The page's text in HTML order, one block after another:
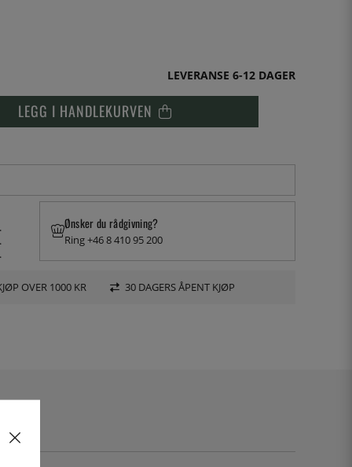
LEVERANSE 6-12 DAGER
LEGG I HANDLEKURVEN
Ønsker du rådgivning?
Ring +46 8 410 95 200
OVER 1000 KR 30 DAGERS ÅPENT KJØP